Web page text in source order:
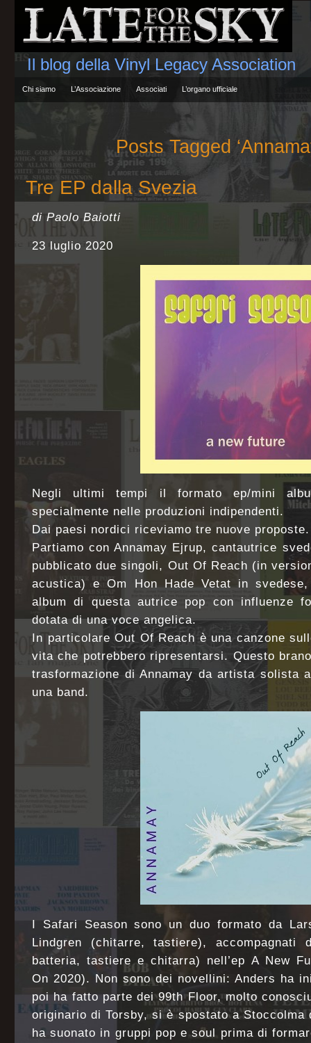
Il blog della Vinyl Legacy Association
Chi siamo L’Associazione Associati L’organo ufficiale
Posts Tagged
Tre EP dalla Svezia
di Paolo Baiotti
23 luglio 2020
Negli ultimi tempi il formato ep/mini
specialmente nelle produzioni indipendenti.
Dai paesi nordici riceviamo tre nuove proposte.
Partiamo con Annamay Ejrup, cantautrice
pubblicato due singoli, Out Of Reach (in
acustica) e Om Hon Hade Vetat in
album di questa autrice pop con influenze
dotata di una voce angelica.
In particolare Out Of Reach è una canzone
vita che potrebbero ripresentarsi. Questo
trasformazione di Annamay da artista solista
una band.
I Safari Season sono un duo formato da
Lindgren (chitarre, tastiere), accompagnati
batteria, tastiere e chitarra) nell’ep A New
On 2020). Non sono dei novellini: Anders ha
poi ha fatto parte dei 99th Floor, molto
originario di Torsby, si è spostato a Stoccolma
ha suonato in gruppi pop e soul prima di